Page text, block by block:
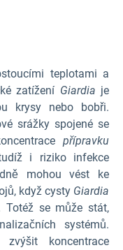
teplotami a
zatížení Giardia je
krysy nebo bobři.
srážky spojené se
přípravku
i riziko infekce
mohou vést ke
když cysty Giardia
se může stát,
systémů.
koncentrace